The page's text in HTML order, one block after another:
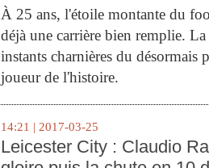
À 25 ans, l'étoile montante du
déjà une carrière bien remplie.
instants charnières du désormais
joueur de l'histoire.
14:21 | 2017-03-25
Leicester City : Claudio